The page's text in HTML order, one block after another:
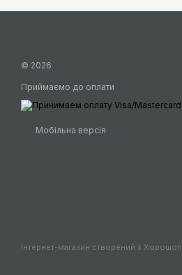
© 2026
Приймаємо до оплати
Мобільна версія
Інтернет-магазин створений з Хорошоп